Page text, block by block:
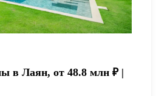
в Лаян, от 48.8 млн ₽ |